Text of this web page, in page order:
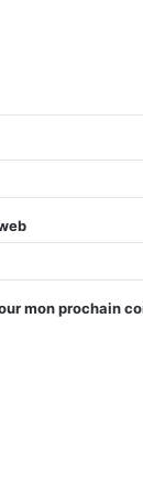
mon prochain